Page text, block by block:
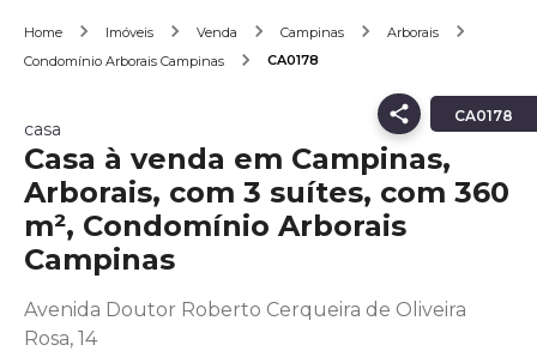
Home Imóveis Venda Campinas
Arborais
Condomínio Arborais Campinas
CA0178
CA0178
casa
Casa à venda em Campinas,
Arborais, com 3 suítes, com 360
m², Condomínio Arborais
Campinas
Avenida Doutor Roberto Cerqueira de Oliveira
Rosa, 14